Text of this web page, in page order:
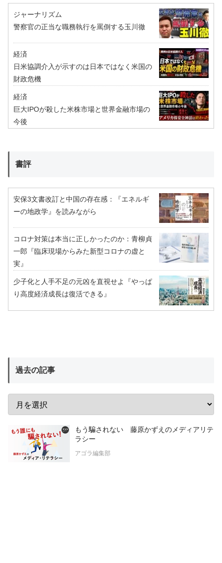
ジャーナリズム
警察官の正当な職務執行を罵倒する玉川徹
経済
日米協調介入が示すのは日本ではなく米国の
財政危機
経済
巨大IPOが殺した米株市場と世界金融市場の
今後
書評
安保3文書改訂と中国の存在感：『エネルギ
ーの地政学』を読みながら
コロナ対策は本当に正しかったのか：青柳貞
一郎『臨床現場からみた新型コロナの虚と
実』
少子化と人手不足の元凶を直視せよ『やっぱ
り高度経済成長は復活できる』
過去の記事
もう騙されない 藤原かずえのメディアリテ
ラシー
アゴラ編集部